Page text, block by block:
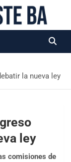
la nueva ley
ley
comisiones de